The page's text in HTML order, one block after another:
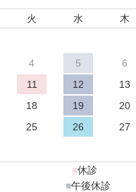
火 水 木
4 5 6
11 12 13
18 19 20
25 26 27
■休診
■午後休診